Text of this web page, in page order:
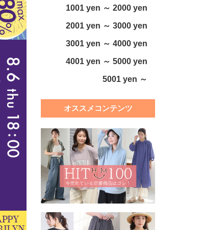
1001 yen ～ 2000 yen
2001 yen ～ 3000 yen
3001 yen ～ 4000 yen
4001 yen ～ 5000 yen
5001 yen ～
オススメコンテンツ